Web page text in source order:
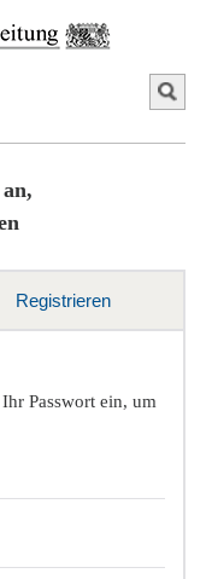
Registrieren
Passwort ein, um